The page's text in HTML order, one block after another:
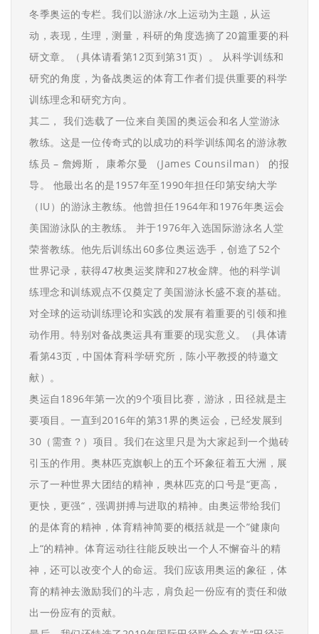
冬季奥运的专栏。我们以游泳/水上运动为主题，从运
动，表现，生理，测量，科研的角度选摘了20篇重要的科
研文章。（具体请看第12页到第31页）。 从科学训练和
研究的角度，为备战奥运的体育工作者们提供重要的科学
训练理念和研究方向。
其二， 我们选载了一位来自美国的奥运会和名人堂游泳
教练。这是一位传奇式的以成功的科学训练闻名的游泳教
练员 – 詹姆斯， 康希尔曼 （James Counsilman） 的报
导。 他最出名的是1957年至1990年担任印第安纳大学
（IU）的游泳主教练。他曾担任1964年和1976年奥运会
美国游泳队的主教练。 并于1976年入选国际游泳名人堂
荣誉教练。他先后训练出60多位奥运选手，创造了52个
世界记录，获得47枚奥运奖牌和27枚金牌。他的科学训
练理念和训练观点不仅奠定了美国游泳长盛不衰的基础。
对全球的运动训练理论和实践的发展有着重要的引领和推
动作用。特别对备战奥运具有重要的现实意义。（具体请
看第43页，中国体育科学研究所，陈小平教授的特邀文
献）。
奥运自1896年第一次的9个项目比赛，游泳，田径就是主
要项目。一直到2016年的第31界的奥运会，已经发展到
30（需查？）项目。我们在这里只是为大家起到一个抛砖
引玉的作用。奥林匹克旗帜上的五个环象征着五大洲，展
示了一种世界大团结的精神，奥林匹克的口号是“更高，
更快，更强“，强调拼搏与进取的精神。由奥运带给我们
的是体育的精神，体育精神简要的概括就是一个”健康向
上“的精神。体育运动往往能反映出一个人不懈奋斗的精
神，还可以改变个人的命运。我们应该用奥运的象征，体
育的精神去激励我们的斗志，肩负起一份应有的责任和做
出一份应有的贡献。